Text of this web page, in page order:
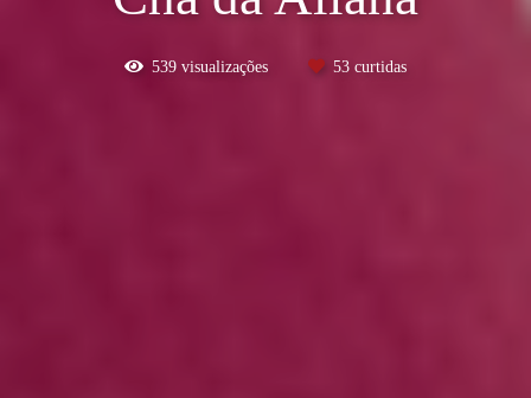
539 visualizações 53 curtidas